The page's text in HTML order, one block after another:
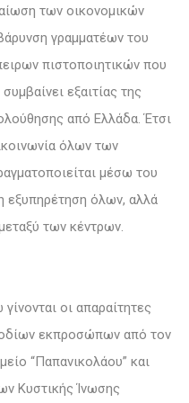
των οικονομικών
γραμματέων του
πιστοποιητικών που
εξαιτίας της
από Ελλάδα. Έτσι
όλων των
μέσω του
εξυπηρέτηση όλων, αλλά
των κέντρων.
οι απαραίτητες
εκπροσώπων από τον
“Παπανικολάου” και
Κυστικής Ίνωσης